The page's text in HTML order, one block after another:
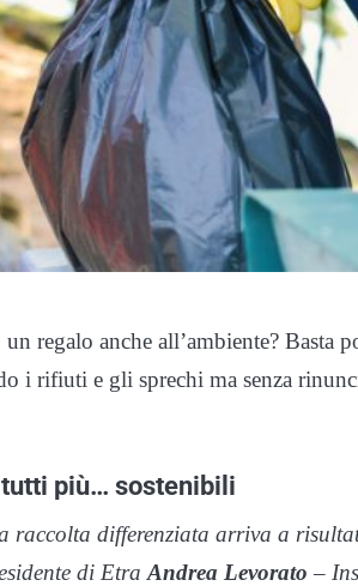
regalo anche all’ambiente? Basta
i rifiuti e gli sprechi ma senza
più… sostenibili
raccolta differenziata arriva a
di Etra Andrea Levorato –